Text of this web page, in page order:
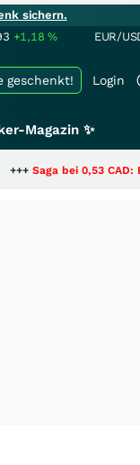
sichern.
+1,18% EUR/
Login
geschenkt!
Magazin ✨
bei 0,53 CAD: Bewertet